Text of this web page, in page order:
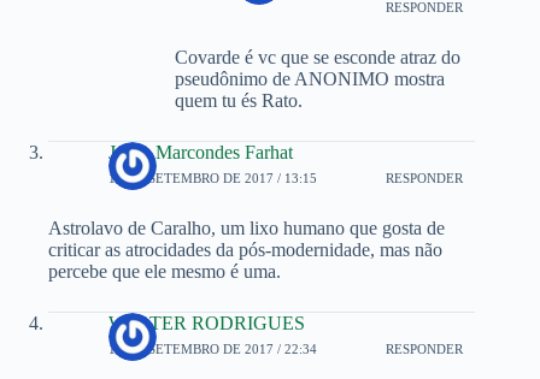
RESPONDER
Covarde é vc que se esconde atraz do
pseudônimo de ANONIMO mostra
quem tu és Rato.
Jonas Marcondes Farhat
18 DE SETEMBRO DE 2017 / 13:15 RESPONDER
Astrolavo de Caralho, um lixo humano que gosta de
criticar as atrocidades da pós-modernidade, mas não
percebe que ele mesmo é uma.
WALTER RODRIGUES
18 DE SETEMBRO DE 2017 / 22:34 RESPONDER